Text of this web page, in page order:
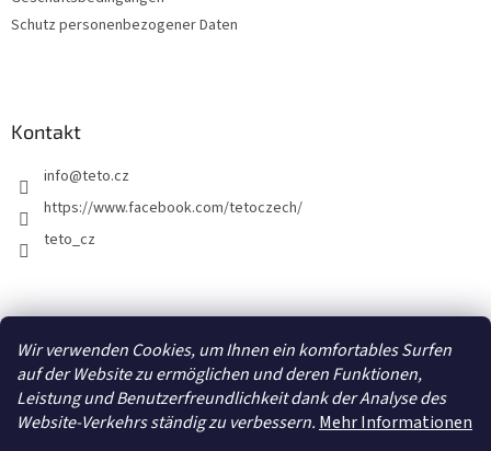
Wir verwenden Cookies, um Ihnen ein komfortables Surfen
auf der Website zu ermöglichen und deren Funktionen,
Leistung und Benutzerfreundlichkeit dank der Analyse des
Website-Verkehrs ständig zu verbessern. Mehr Informationen
Schutz personenbezogener Daten
Kontakt
info@teto.cz
https://www.facebook.com/tetoczech/
teto_cz
Facebook